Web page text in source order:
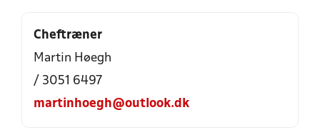
Cheftræner
Martin Høegh
/ 3051 6497
martinhoegh@outlook.dk